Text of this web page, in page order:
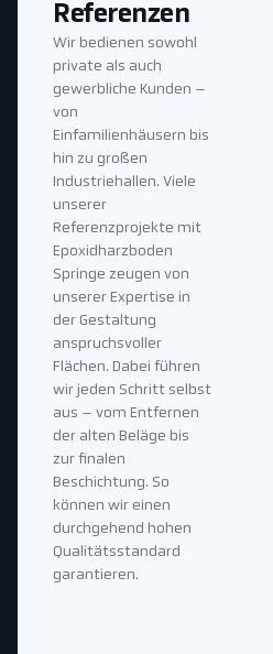
Referenzen
Wir bedienen sowohl
private als auch
gewerbliche Kunden –
von
Einfamilienhäusern bis
hin zu großen
Industriehallen. Viele
unserer
Referenzprojekte mit
Epoxidharzboden
Springe zeugen von
unserer Expertise in
der Gestaltung
anspruchsvoller
Flächen. Dabei führen
wir jeden Schritt selbst
aus – vom Entfernen
der alten Beläge bis
zur finalen
Beschichtung. So
können wir einen
durchgehend hohen
Qualitätsstandard
garantieren.